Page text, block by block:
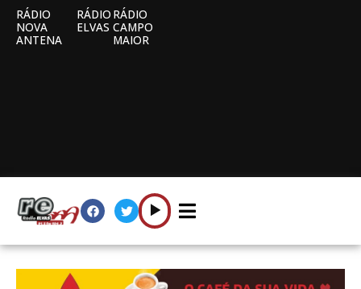
RÁDIO
NOVA
ANTENA
RÁDIO
ELVAS
RÁDIO
CAMPO
MAIOR